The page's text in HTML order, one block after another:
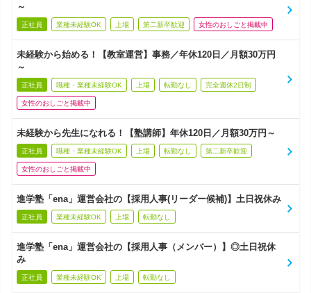
～
正社員 業種未経験OK 上場 第二新卒歓迎 女性のおしごと掲載中
未経験から始める！【教室運営】事務／年休120日／月額30万円
～
正社員 職種・業種未経験OK 上場 転勤なし 完全週休2日制
女性のおしごと掲載中
未経験から先生になれる！【塾講師】年休120日／月額30万円～
正社員 職種・業種未経験OK 上場 転勤なし 第二新卒歓迎
女性のおしごと掲載中
進学塾「ena」運営会社の【採用人事(リーダー候補)】土日祝休み
正社員 業種未経験OK 上場 転勤なし
進学塾「ena」運営会社の【採用人事（メンバー）】◎土日祝休
み
正社員 業種未経験OK 上場 転勤なし